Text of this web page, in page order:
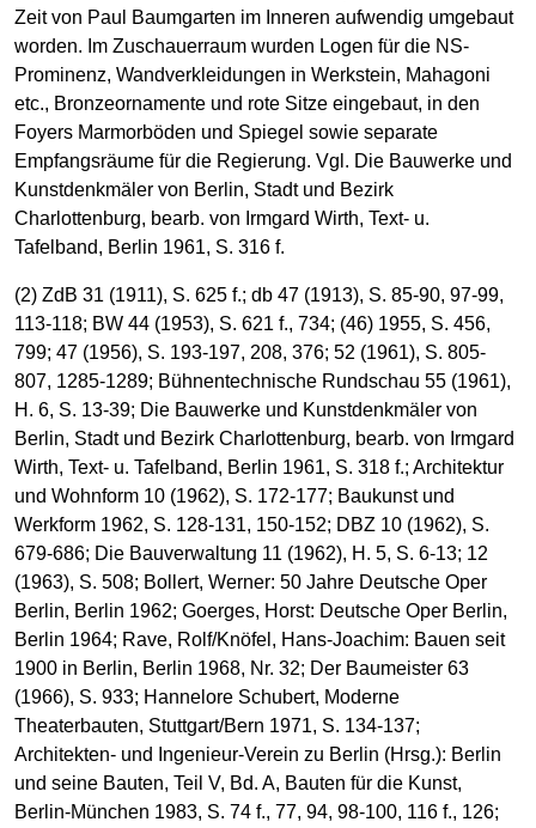
Zeit von Paul Baumgarten im Inneren aufwendig umgebaut
worden. Im Zuschauerraum wurden Logen für die NS-
Prominenz, Wandverkleidungen in Werkstein, Mahagoni
etc., Bronzeornamente und rote Sitze eingebaut, in den
Foyers Marmorböden und Spiegel sowie separate
Empfangsräume für die Regierung. Vgl. Die Bauwerke und
Kunstdenkmäler von Berlin, Stadt und Bezirk
Charlottenburg, bearb. von Irmgard Wirth, Text- u.
Tafelband, Berlin 1961, S. 316 f.
(2) ZdB 31 (1911), S. 625 f.; db 47 (1913), S. 85-90, 97-99,
113-118; BW 44 (1953), S. 621 f., 734; (46) 1955, S. 456,
799; 47 (1956), S. 193-197, 208, 376; 52 (1961), S. 805-
807, 1285-1289; Bühnentechnische Rundschau 55 (1961),
H. 6, S. 13-39; Die Bauwerke und Kunstdenkmäler von
Berlin, Stadt und Bezirk Charlottenburg, bearb. von Irmgard
Wirth, Text- u. Tafelband, Berlin 1961, S. 318 f.; Architektur
und Wohnform 10 (1962), S. 172-177; Baukunst und
Werkform 1962, S. 128-131, 150-152; DBZ 10 (1962), S.
679-686; Die Bauverwaltung 11 (1962), H. 5, S. 6-13; 12
(1963), S. 508; Bollert, Werner: 50 Jahre Deutsche Oper
Berlin, Berlin 1962; Goerges, Horst: Deutsche Oper Berlin,
Berlin 1964; Rave, Rolf/Knöfel, Hans-Joachim: Bauen seit
1900 in Berlin, Berlin 1968, Nr. 32; Der Baumeister 63
(1966), S. 933; Hannelore Schubert, Moderne
Theaterbauten, Stuttgart/Bern 1971, S. 134-137;
Architekten- und Ingenieur-Verein zu Berlin (Hrsg.): Berlin
und seine Bauten, Teil V, Bd. A, Bauten für die Kunst,
Berlin-München 1983, S. 74 f., 77, 94, 98-100, 116 f., 126;